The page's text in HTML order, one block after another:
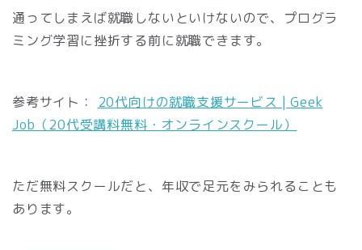
通ってしまえば就職しないといけないので、プログラ
ミング学習に挫折する前に就職できます。
参考サイト： 20代向けの就職支援サービス | Geek
Job（20代受講料無料・オンラインスクール）
ただ無料スクールだと、年収で足元をみられることも
あります。